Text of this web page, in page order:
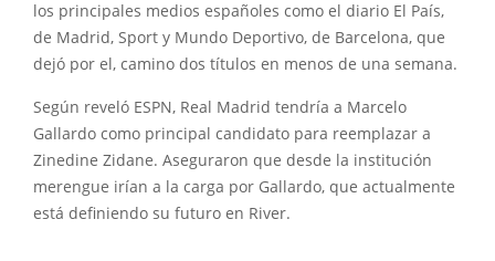
los principales medios españoles como el diario El País,
de Madrid, Sport y Mundo Deportivo, de Barcelona, que
dejó por el, camino dos títulos en menos de una semana.
Según reveló ESPN, Real Madrid tendría a Marcelo
Gallardo como principal candidato para reemplazar a
Zinedine Zidane. Aseguraron que desde la institución
merengue irían a la carga por Gallardo, que actualmente
está definiendo su futuro en River.